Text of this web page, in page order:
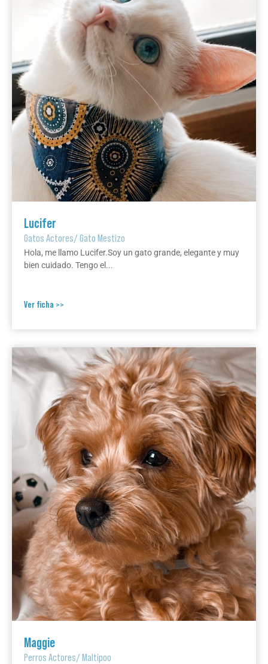
Lucifer
Gatos Actores/Gato Mestizo
Hola, me llamo Lucifer.Soy un gato grande, elegante y muy
bien cuidado. Tengo el...
Ver ficha >>
Maggie
Perros Actores/Maltipoo